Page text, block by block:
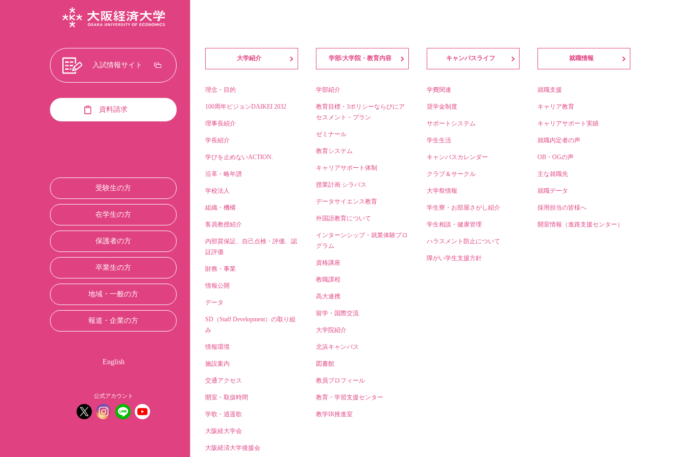
入試情報サイト
資料請求
受験生の方
在学生の方
保護者の方
卒業生の方
地域・一般の方
報道・企業の方
English
公式アカウント
大学紹介
理念・目的
100周年ビジョンDAIKEI 2032
理事長紹介
学長紹介
学びを止めないACTION.
沿革・略年譜
学校法人
組織・機構
客員教授紹介
内部質保証、自己点検・評価、認
証評価
財務・事業
情報公開
データ
SD（Staff Development）の取り組
み
情報環境
施設案内
交通アクセス
開室・取扱時間
学歌・逍遥歌
大阪経大学会
大阪経済大学後援会
学部/大学院・教育内容
学部紹介
教育目標・3ポリシーならびにア
セスメント・プラン
ゼミナール
教育システム
キャリアサポート体制
授業計画 シラバス
データサイエンス教育
外国語教育について
インターンシップ・就業体験プロ
グラム
資格講座
教職課程
高大連携
留学・国際交流
大学院紹介
北浜キャンパス
図書館
教員プロフィール
教育・学習支援センター
教学IR推進室
キャンパスライフ
学費関連
奨学金制度
サポートシステム
学生生活
キャンパスカレンダー
クラブ＆サークル
大学祭情報
学生寮・お部屋さがし紹介
学生相談・健康管理
ハラスメント防止について
障がい学生支援方針
就職情報
就職支援
キャリア教育
キャリアサポート実績
就職内定者の声
OB・OGの声
主な就職先
就職データ
採用担当の皆様へ
開室情報（進路支援センター）